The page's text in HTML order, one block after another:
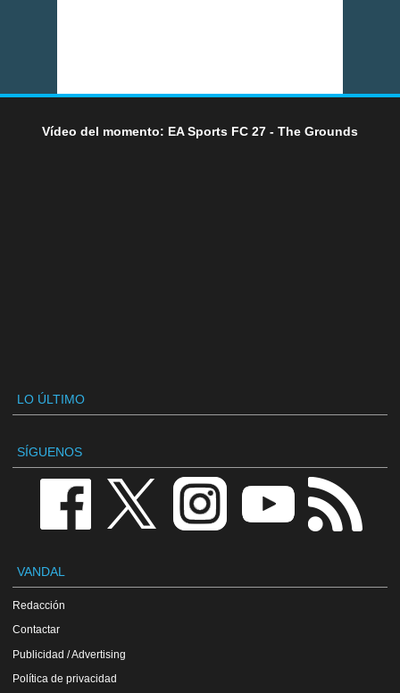
Vídeo del momento: EA Sports FC 27 - The Grounds
LO ÚLTIMO
SÍGUENOS
VANDAL
Redacción
Contactar
Publicidad / Advertising
Política de privacidad